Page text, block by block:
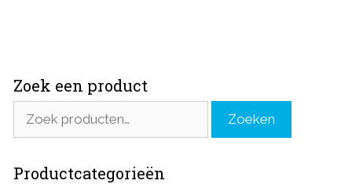
Zoek een product
naar:
Zoeken
Productcategorieën